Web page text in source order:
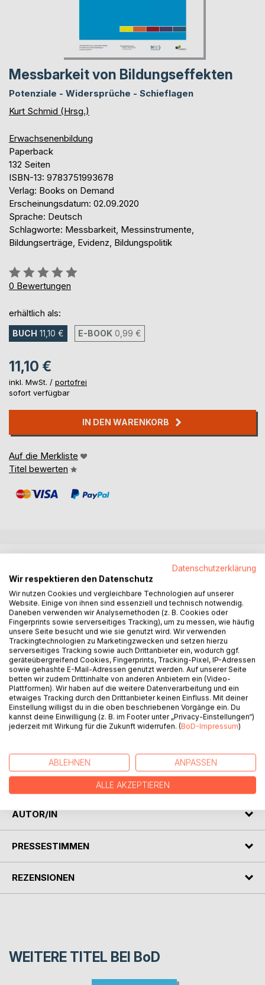
Messbarkeit von Bildungseffekten
Potenziale - Widersprüche - Schieflagen
Kurt Schmid (Hrsg.)
Erwachsenenbildung
Paperback
132 Seiten
ISBN-13: 9783751993678
Verlag: Books on Demand
Erscheinungsdatum: 02.09.2020
Sprache: Deutsch
Schlagworte: Messbarkeit, Messinstrumente,
Bildungserträge, Evidenz, Bildungspolitik
Bewertung::
0%
0 Bewertungen
erhältlich als:
BUCH 11,10 € E-BOOK 0,99 €
11,10 €
inkl. MwSt. / portofrei
sofort verfügbar
IN DEN WARENKORB
Auf die Merkliste
Titel bewerten
(Erwachsenen-)Bildung wird gemeinhin eine Reihe positiver
individueller und gesellschaftlicher Wirkungen
zugeschrieben, ohne aber die Bildungseffekte genau zu
kennen. Während sich Lernende gelungen weiterbilden und
Bildungsanbieter ihre Bildungsangebote mithilfe messbarer
Kriterien optimieren wollen, verlangen bildungspolitische
Akteurinnen und Akteure, dass Benchmarks erreicht und
Wirkungen nachgewiesen werden, damit evidenzbasierte
Steuerung funktioniert. Doch wie seriös lässt sich das
Resultat von Bildung messen und empirisch nachweisen?
Ausgabe 40 des Magazin erwachsenenbildung.at diskutiert
in 15 Beiträgen, inwieweit das Messen von
gibt und wie Wirkungsforschung gelingen kann. Außerdem
wird illustriert, wie wissenschaftliche Evidenzen und
bildungspolitische Praxis zusammenspielen.
AUTOR/IN
PRESSESTIMMEN
REZENSIONEN
WEITERE TITEL BEI BoD
Datenschutzerklärung
Wir respektieren den Datenschutz
Wir nutzen Cookies und vergleichbare Technologien auf unserer
Website. Einige von ihnen sind essenziell und technisch notwendig.
Daneben verwenden wir Analysemethoden (z. B. Cookies oder
Fingerprints sowie serverseitiges Tracking), um zu messen, wie häufig
unsere Seite besucht und wie sie genutzt wird. Wir verwenden
Trackingtechnologien zu Marketingzwecken und setzen hierzu
serverseitiges Tracking sowie auch Drittanbieter ein, wodurch ggf.
geräteübergreifend Cookies, Fingerprints, Tracking-Pixel, IP-Adressen
sowie gehashte E-Mail-Adressen genutzt werden. Auf unserer Seite
betten wir zudem Drittinhalte von anderen Anbietern ein (Video-
Plattformen). Wir haben auf die weitere Datenverarbeitung und ein
etwaiges Tracking durch den Drittanbieter keinen Einfluss. Mit deiner
Einstellung willigst du in die oben beschriebenen Vorgänge ein. Du
kannst deine Einwilligung (z. B. im Footer unter „Privacy-Einstellungen“)
jederzeit mit Wirkung für die Zukunft widerrufen. (BoD-Impressum)
ABLEHNEN ANPASSEN
ALLE AKZEPTIEREN